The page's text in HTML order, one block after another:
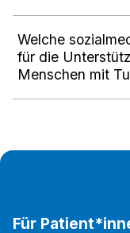
Welche
für die
Menschen mit
Für